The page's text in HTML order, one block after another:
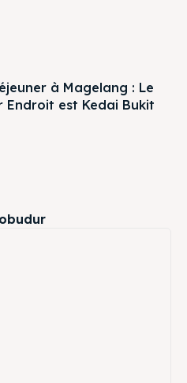
à Magelang : Le
Endroit est Kedai Bukit